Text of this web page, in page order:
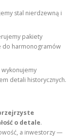
stal nierdzewną i
pakiety
do harmonogramów
detali historycznych.
o detale.
a inwestorzy —